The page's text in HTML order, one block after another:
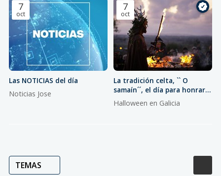
TEMAS
7
oct
Las NOTICIAS del día
Noticias Jose
7
oct
La tradición celta, `` O
samaín´´, el día para honrar a
los muertos
Halloween en Galicia